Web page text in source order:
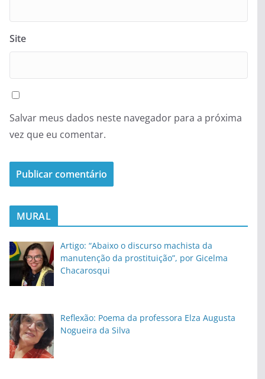
Site
Salvar meus dados neste navegador para a próxima
vez que eu comentar.
MURAL
Artigo: “Abaixo o discurso machista da
manutenção da prostituição”, por Gicelma
Chacarosqui
Reflexão: Poema da professora Elza Augusta
Nogueira da Silva